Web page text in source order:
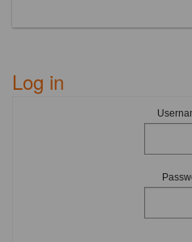
Log in